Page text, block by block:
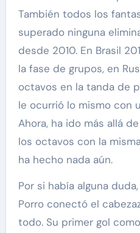
También todos los
superado ninguna
desde 2010. En Brasil
la fase de grupos, en
octavos en la tanda de
le ocurrió lo mismo con
Ahora, ha ido más allá
los octavos con la
ha hecho nada aún.
Por si había alguna
Porro conectó el
todo. Su primer gol